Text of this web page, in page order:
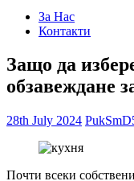
За Нас
Контакти
Защо да
обзавеждане
28th July 2024
Почти всеки